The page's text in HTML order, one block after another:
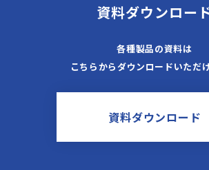
資料ダウンロー
各種製品の資料は
こちらからダウンロードいただけ
資料ダウンロード